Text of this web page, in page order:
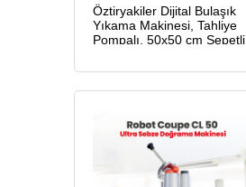
Öztiryakiler Dijital Bulaşık
Yıkama Makinesi, Tahliye
Pompalı, 50x50 cm Sepetli